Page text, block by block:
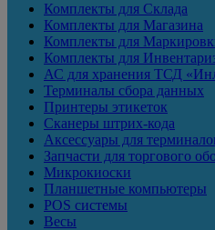
Комплекты для Склада
Комплекты для Магазина
Комплекты для
Комплекты для
АС для хранения ТСД
Терминалы сбора данных
Принтеры этикеток
Сканеры штрих-кода
Аксессуары для
Запчасти для торгового
Микрокиоски
Планшетные компьютеры
POS системы
Весы